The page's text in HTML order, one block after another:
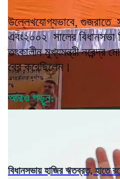
উল্লেখযোগ্যভাবে, গুজরাতে
এবং২০০২ সালের বিধানসভা
তৎকালীন মুখ্যমন্ত্রী নরেন্দ্র
বের করেছিলেন।
আরও পড়ুন:
বিধানসভায় হাজির ঋতব্রত, হাতে